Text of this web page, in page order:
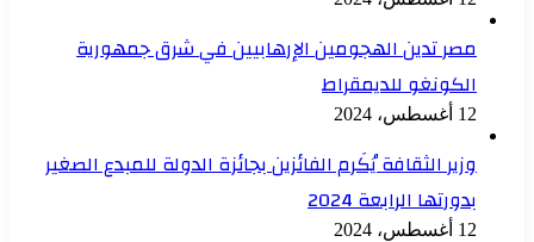
مصر تدين الهجومين الإرهابيين في شرق جمهورية
الكونغو للديمقراط
12 أغسطس، 2024
وزير الثقافة يُكَرم الفائزين بجائزة الدولة للمبدع الصغير
بدورتها الرابعة 2024
12 أغسطس، 2024